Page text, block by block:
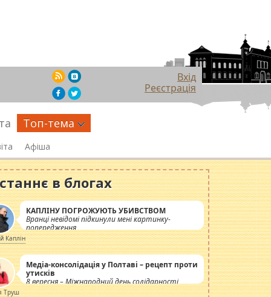
Вхід
Реєстрація
Топ-тема
Афіша
в блогах
КАПЛІНУ ПОГРОЖУЮТЬ УБИВСТВОМ
Вранці невідомі підкинули мені картинку-
попередження
Каплін
Медіа-консолідація у Полтаві – рецепт проти
утисків
8 вересня – Міжнародний день солідарності
журналістів.
Труш